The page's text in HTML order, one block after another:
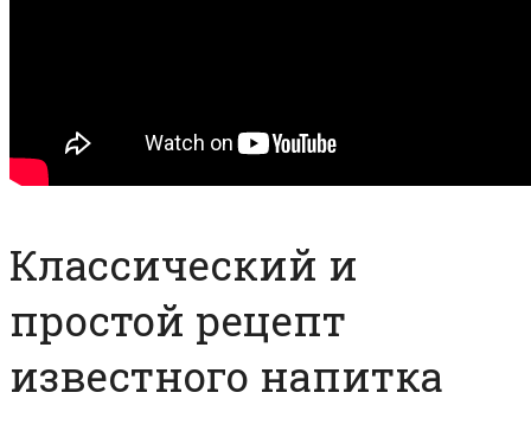
Классический и
простой рецепт
известного напитка